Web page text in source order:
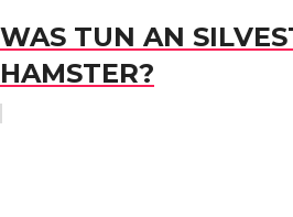
WAS TUN AN
HAMSTER?